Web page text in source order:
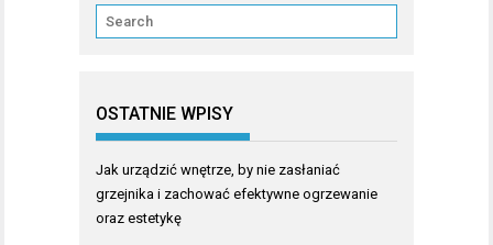
OSTATNIE WPISY
Jak urządzić wnętrze, by nie zasłaniać
grzejnika i zachować efektywne ogrzewanie
oraz estetykę